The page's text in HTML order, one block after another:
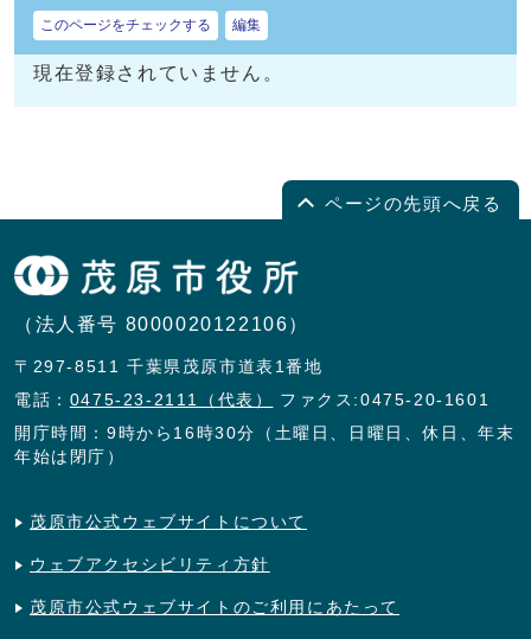
このページをチェックする 編集
現在登録されていません。
ページの先頭へ戻る
（法人番号 8000020122106）
〒297-8511 千葉県茂原市道表1番地
電話： 0475-23-2111（代表）
ファクス:0475-20-1601
開庁時間：9時から16時30分（土曜日、日曜日、休日、年末
年始は閉庁）
茂原市公式ウェブサイトについて
ウェブアクセシビリティ方針
茂原市公式ウェブサイトのご利用にあたって